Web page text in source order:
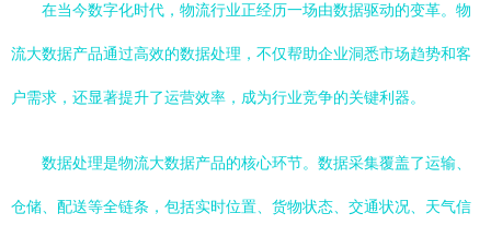
在当今数字化时代，物流行业正经历一场由数据驱动的变革。物
流大数据产品通过高效的数据处理，不仅帮助企业洞悉市场趋势和客
户需求，还显著提升了运营效率，成为行业竞争的关键利器。
数据处理是物流大数据产品的核心环节。数据采集覆盖了运输、
仓储、配送等全链条，包括实时位置、货物状态、交通状况、天气信